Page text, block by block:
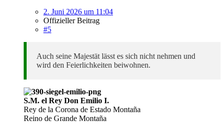
2. Juni 2026 um 11:04
Offizieller Beitrag
#5
Auch seine Majestät lässt es sich nicht nehmen und
wird den Feierlichkeiten beiwohnen.
S.M. el Rey Don Emilio I.
Rey de la Corona de Estado Montaña
Reino de Grande Montaña